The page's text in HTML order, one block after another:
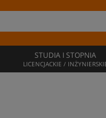
STUDIA I STOPNIA
LICENCJACKIE /